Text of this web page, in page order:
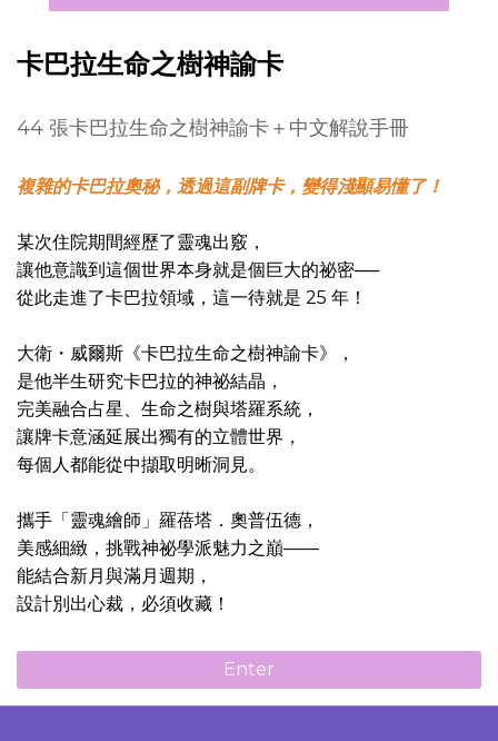
卡巴拉生命之樹神諭卡
44 張卡巴拉生命之樹神諭卡＋中文解說手冊
複雜的卡巴拉奧秘，透過這副牌卡，變得淺顯易懂了！
某次住院期間經歷了靈魂出竅，
讓他意識到這個世界本身就是個巨大的祕密──
從此走進了卡巴拉領域，這一待就是 25 年！
大衛・威爾斯《卡巴拉生命之樹神諭卡》，
是他半生研究卡巴拉的神祕結晶，
完美融合占星、生命之樹與塔羅系統，
讓牌卡意涵延展出獨有的立體世界，
每個人都能從中擷取明晰洞見。
攜手「靈魂繪師」羅蓓塔．奧普伍德，
美感細緻，挑戰神祕學派魅力之巔——
能結合新月與滿月週期，
設計別出心裁，必須收藏！
Enter